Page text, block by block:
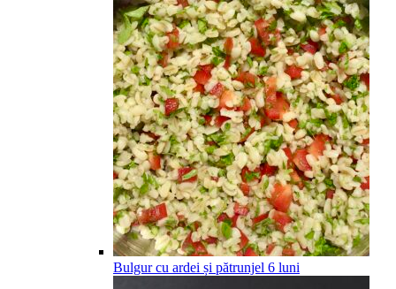
Bulgur cu ardei și pătrunjel 6 luni